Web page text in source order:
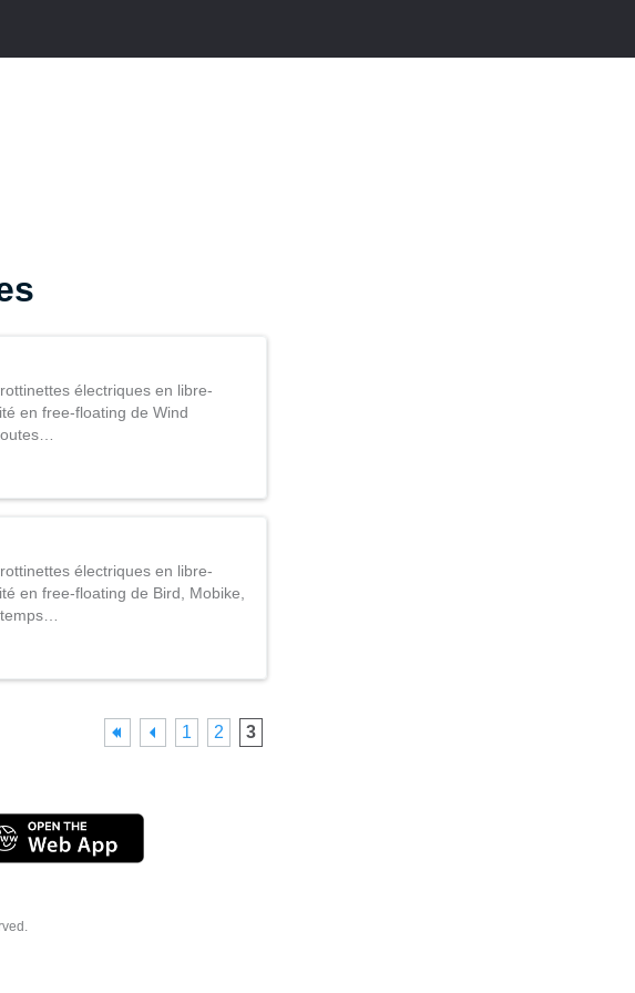
électriques en libre-
en free-floating de Wind
électriques en libre-
en free-floating de Bird, Mobike,
1 2 3